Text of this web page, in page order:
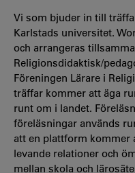
Vi som bjuder in till
Karlstads universitet.
och arrangeras
Religionsdidaktisk/
Föreningen Lärare i
träffar kommer att äga
runt om i landet.
föreläsningar används
att en plattform kommer
levande relationer och
mellan skola och